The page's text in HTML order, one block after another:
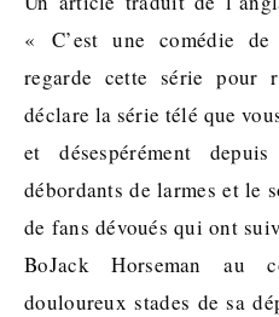
« C’est une comédie
regarde cette série pour
déclare la série télé que
et désespérément
débordants de larmes et le
de fans dévoués qui ont
BoJack Horseman au
douloureux stades de sa